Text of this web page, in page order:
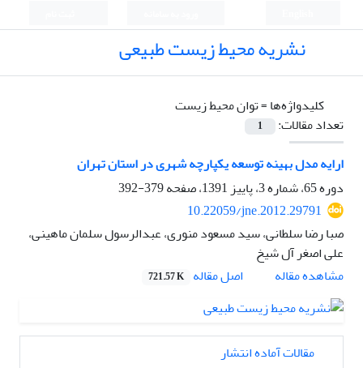
نشریه محیط زیست طبیعی
کلیدواژه‌ها =توان محیط زیست
تعداد مقالات:
1
ارایه مدل بهینه توسعه یکپارچه شهری در استان تهران
دوره 65، شماره 3، پاییز 1391، صفحه
379-392
10.22059/jne.2012.29791
صبا رضا سلطانی، سید مسعود منوری، عبدالرسول سلمان ماهینی،
علی اصغر آل شیخ
مشاهده مقاله
اصل مقاله 721.57 K
مقالات آماده انتشار